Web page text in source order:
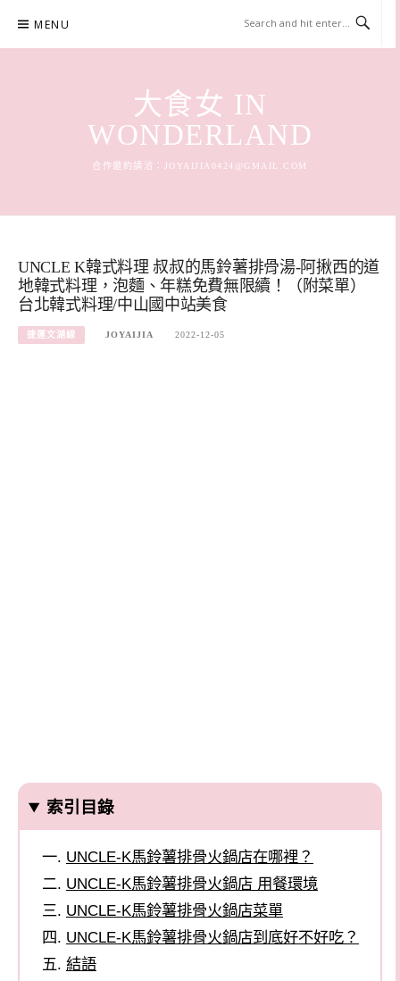
content
MENU
大食女 IN
WONDERLAND
合作邀約請洽： JOYAIJIA0424@GMAIL.COM
UNCLE K韓式料理 叔叔的馬鈴薯排骨湯-阿揪西的道
地韓式料理，泡麵、年糕免費無限續！（附菜單）
台北韓式料理/中山國中站美食
捷運文湖線 JOYAIJIA 2022-12-05
索引目錄
UNCLE-K馬鈴薯排骨火鍋店在哪裡？
UNCLE-K馬鈴薯排骨火鍋店 用餐環境
UNCLE-K馬鈴薯排骨火鍋店菜單
UNCLE-K馬鈴薯排骨火鍋店到底好不好吃？
結語